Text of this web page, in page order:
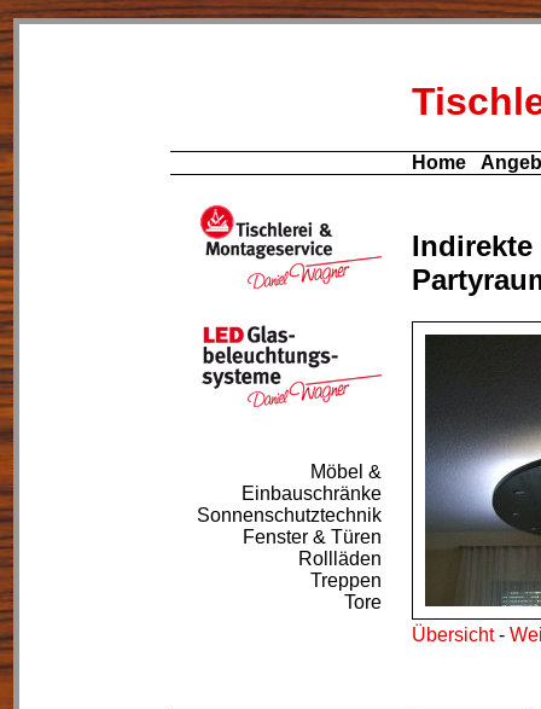
Home
Übersicht-
Möbel &
Einbauschränke
Sonnenschutztechnik
Fenster & Türen
Rollläden
Treppen
Tore